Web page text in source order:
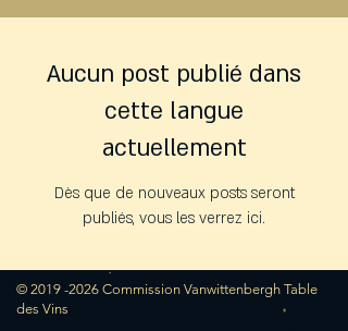
Aucun post publié dans
cette langue
actuellement
Dès que de nouveaux posts seront
publiés, vous les verrez ici.
© 2019 -2026 Commission Vanwittenbergh Table
des Vins